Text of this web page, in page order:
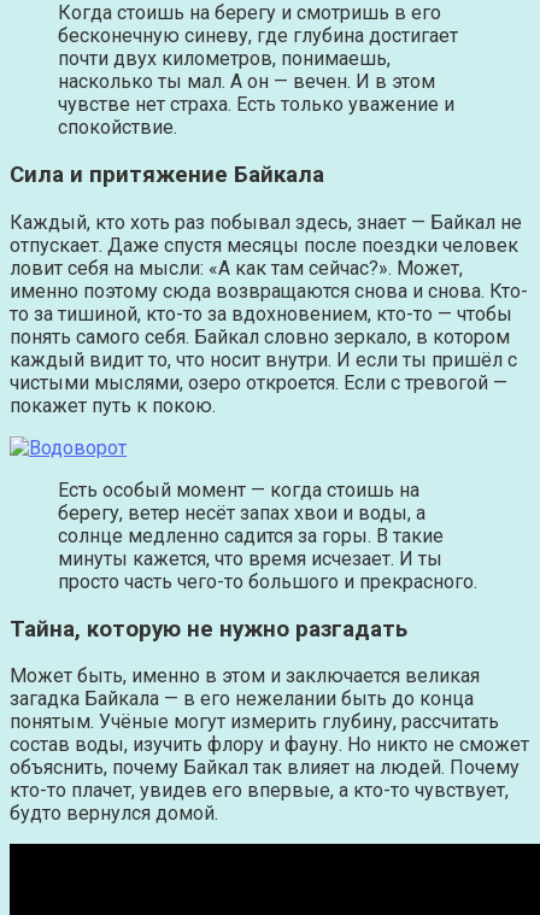
Когда стоишь на берегу и смотришь в его
бесконечную синеву, где глубина достигает
почти двух километров, понимаешь,
насколько ты мал. А он — вечен. И в этом
чувстве нет страха. Есть только уважение и
спокойствие.
Сила и притяжение Байкала
Каждый, кто хоть раз побывал здесь, знает — Байкал не
отпускает. Даже спустя месяцы после поездки человек
ловит себя на мысли: «А как там сейчас?». Может,
именно поэтому сюда возвращаются снова и снова. Кто-
то за тишиной, кто-то за вдохновением, кто-то — чтобы
понять самого себя. Байкал словно зеркало, в котором
каждый видит то, что носит внутри. И если ты пришёл с
чистыми мыслями, озеро откроется. Если с тревогой —
покажет путь к покою.
Есть особый момент — когда стоишь на
берегу, ветер несёт запах хвои и воды, а
солнце медленно садится за горы. В такие
минуты кажется, что время исчезает. И ты
просто часть чего-то большого и прекрасного.
Тайна, которую не нужно разгадать
Может быть, именно в этом и заключается великая
загадка Байкала — в его нежелании быть до конца
понятым. Учёные могут измерить глубину, рассчитать
состав воды, изучить флору и фауну. Но никто не сможет
объяснить, почему Байкал так влияет на людей. Почему
кто-то плачет, увидев его впервые, а кто-то чувствует,
будто вернулся домой.